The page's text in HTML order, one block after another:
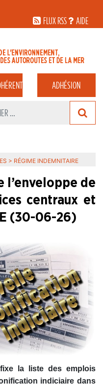
FLUX RSS
AIDE
ADHÉSION
> RÉGIME INDEMNITAIRE
l’enveloppe de
centraux et
(30-06-26)
la liste des emplois
indiciaire dans